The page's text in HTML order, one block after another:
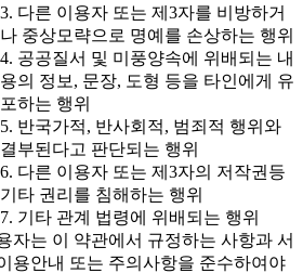
3. 다른 이용자 또는 제3자를 비방하거
나 중상모략으로 명예를 손상하는 행위
4. 공공질서 및 미풍양속에 위배되는 내
용의 정보, 문장, 도형 등을 타인에게 유
포하는 행위
5. 반국가적, 반사회적, 범죄적 행위와
결부된다고 판단되는 행위
6. 다른 이용자 또는 제3자의 저작권등
기타 권리를 침해하는 행위
7. 기타 관계 법령에 위배되는 행위
자는 이 약관에서 규정하는 사항과 서
용안내 또는 주의사항을 준수하여야